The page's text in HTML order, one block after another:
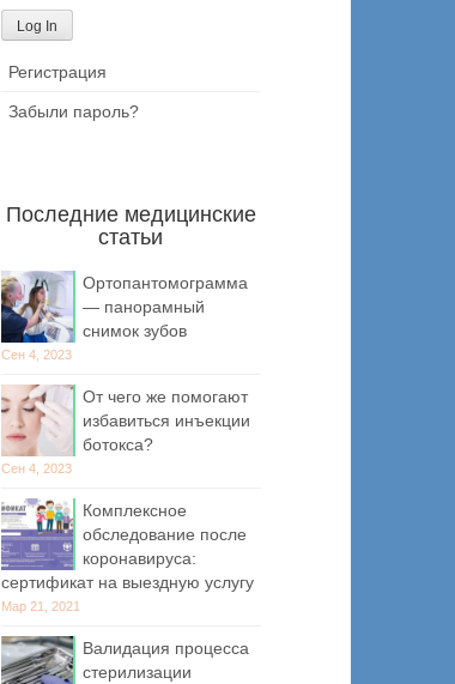
Регистрация
Забыли пароль?
Последние медицинские
статьи
Ортопантомограмма
— панорамный
снимок зубов
Сен 4, 2023
От чего же помогают
избавиться инъекции
ботокса?
Сен 4, 2023
Комплексное
обследование после
коронавируса:
сертификат на выездную услугу
Мар 21, 2021
Валидация процесса
стерилизации